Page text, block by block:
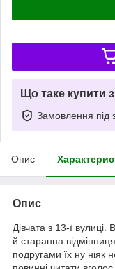
Що таке купити
Замовлення під
Опис
Опис
Дівчата з 13-ї
й старанна
подругами їх ну ніяк